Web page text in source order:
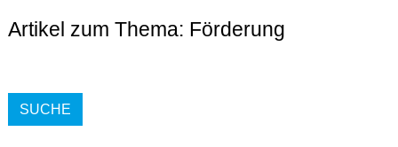
Artikel zum Thema: Förderung
SUCHE